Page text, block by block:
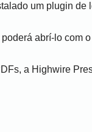
um plugin de
abrí-lo com
a Highwire